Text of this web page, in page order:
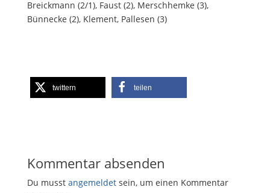
Breickmann (2/1), Faust (2), Merschhemke (3),
Bünnecke (2), Klement, Pallesen (3)
twittern teilen
Kommentar absenden
Du musst angemeldetsein, um einen Kommentar